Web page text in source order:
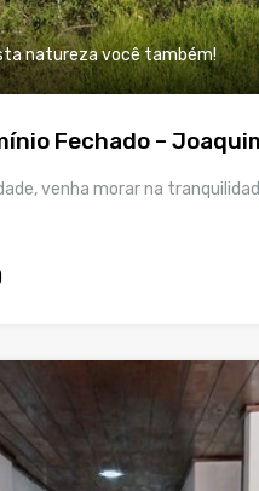
natureza você também!
Fechado –
venha morar na